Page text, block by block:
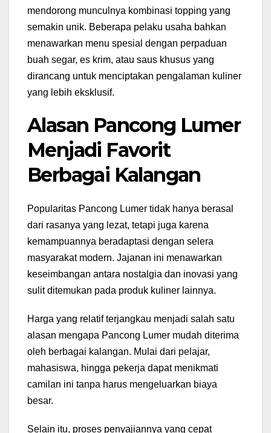
mendorong munculnya kombinasi topping yang
semakin unik. Beberapa pelaku usaha bahkan
menawarkan menu spesial dengan perpaduan
buah segar, es krim, atau saus khusus yang
dirancang untuk menciptakan pengalaman kuliner
yang lebih eksklusif.
Alasan Pancong Lumer
Menjadi Favorit
Berbagai Kalangan
Popularitas Pancong Lumer tidak hanya berasal
dari rasanya yang lezat, tetapi juga karena
kemampuannya beradaptasi dengan selera
masyarakat modern. Jajanan ini menawarkan
keseimbangan antara nostalgia dan inovasi yang
sulit ditemukan pada produk kuliner lainnya.
Harga yang relatif terjangkau menjadi salah satu
alasan mengapa Pancong Lumer mudah diterima
oleh berbagai kalangan. Mulai dari pelajar,
mahasiswa, hingga pekerja dapat menikmati
camilan ini tanpa harus mengeluarkan biaya
besar.
Selain itu, proses penyajiannya yang cepat